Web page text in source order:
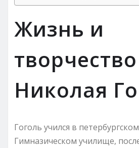
Жизнь и
творчество
Николая
Гоголь учился в
Гимназическом училище,